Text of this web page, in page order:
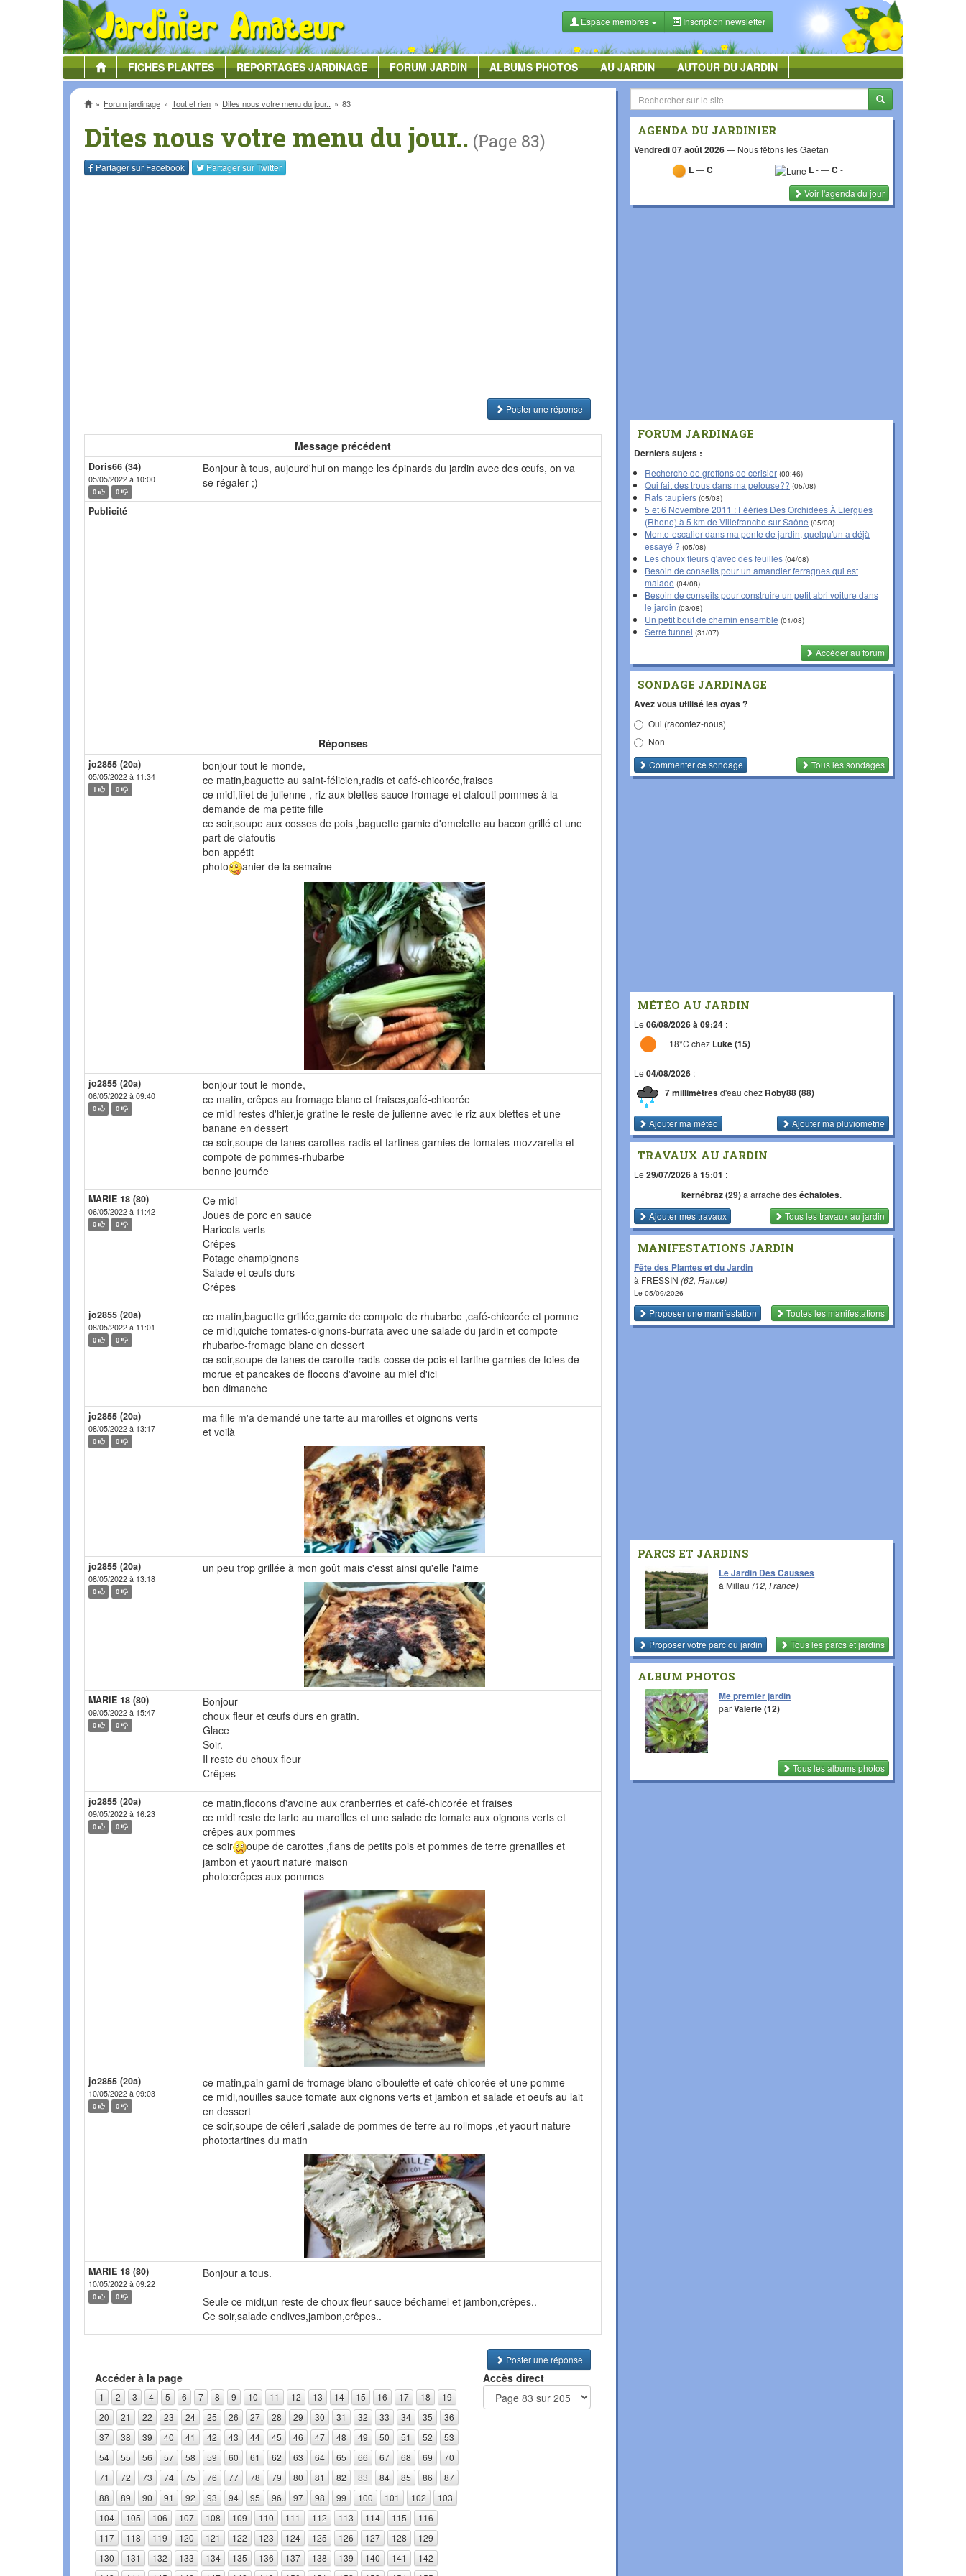
Espace membres Inscription newsletter
FICHESPLANTES REPORTAGESJARDINAGE FORUMJARDIN ALBUMSPHOTOS AU JARDIN AUTOUR DU JARDIN
AccueilForum jardinage Tout et rien Dites nous votre menu du jour.. 83
Dites nous votre menu du jour.. (Page 83)
Partager sur Facebook Partager surTwitter
Poster une réponse
Message précédent
Doris66 (34)
05/05/2022 à 10:00
0 0
Bonjour à tous, aujourd'hui on mange les épinards du jardin avec des œufs, on va
se régaler ;)
Publicité
Réponses
jo2855 (20a)
05/05/2022 à 11:34
1 0
bonjour tout le monde,
ce matin,baguette au saint-félicien,radis et café-chicorée,fraises
ce midi,filet de julienne , riz aux blettes sauce fromage et clafouti pommes à la
demande de ma petite fille
ce soir,soupe aux cosses de pois ,baguette garnie d'omelette au bacon grillé et une
part de clafoutis
bon appétit
photo
anier de la semaine
jo2855 (20a)
06/05/2022 à 09:40
0 0
bonjour tout le monde,
ce matin, crêpes au fromage blanc et fraises,café-chicorée
ce midi restes d'hier,je gratine le reste de julienne avec le riz aux blettes et une
banane en dessert
ce soir,soupe de fanes carottes-radis et tartines garnies de tomates-mozzarella et
compote de pommes-rhubarbe
bonne journée
MARIE 18 (80)
06/05/2022 à 11:42
0 0
Ce midi
Joues de porc en sauce
Haricots verts
Crêpes
Potage champignons
Salade et œufs durs
Crêpes
jo2855 (20a)
08/05/2022 à 11:01
0 0
ce matin,baguette grillée,garnie de compote de rhubarbe ,café-chicorée et pomme
ce midi,quiche tomates-oignons-burrata avec une salade du jardin et compote
rhubarbe-fromage blanc en dessert
ce soir,soupe de fanes de carotte-radis-cosse de pois et tartine garnies de foies de
morue et pancakes de flocons d'avoine au miel d'ici
bon dimanche
jo2855 (20a)
08/05/2022 à 13:17
0 0
ma fille m'a demandé une tarte au maroilles et oignons verts
et voilà
jo2855 (20a)
08/05/2022 à 13:18
0 0
un peu trop grillée à mon goût mais c'esst ainsi qu'elle l'aime
MARIE 18 (80)
09/05/2022 à 15:47
0 0
Bonjour
choux fleur et œufs durs en gratin.
Glace
Soir.
Il reste du choux fleur
Crêpes
jo2855 (20a)
09/05/2022 à 16:23
0 0
ce matin,flocons d'avoine aux cranberries et café-chicorée et fraises
ce midi reste de tarte au maroilles et une salade de tomate aux oignons verts et
crêpes aux pommes
ce soir
oupe de carottes ,flans de petits pois et pommes de terre grenailles et
jambon et yaourt nature maison
photo:crêpes aux pommes
jo2855 (20a)
10/05/2022 à 09:03
0 0
ce matin,pain garni de fromage blanc-ciboulette et café-chicorée et une pomme
ce midi,nouilles sauce tomate aux oignons verts et jambon et salade et oeufs au lait
en dessert
ce soir,soupe de céleri ,salade de pommes de terre au rollmops ,et yaourt nature
photo:tartines du matin
MARIE 18 (80)
10/05/2022 à 09:22
0 0
Bonjour a tous.
Seule ce midi,un reste de choux fleur sauce béchamel et jambon,crêpes..
Ce soir,salade endives,jambon,crêpes..
Poster une réponse
Accéder à la page
1 2 3 4 5 6 7 8 9 10 11 12 13 14 15 16 17 18
19
20
21 22 23 24 25 26 27 28 29 30 31 32 33 34 35
36
37
38 39 40 41 42 43 44 45 46 47 48 49 50 51 52
53
54
55 56 57 58 59 60 61 62 63 64 65 66 67 68 69
70
71
72 73 74 75 76 77 78 79 80 81 82 83 84 85 86
87
88
89 90 91 92 93 94 95 96 97 98 99 100 101 102
103
104
105 106 107 108 109 110 111 112 113 114 115
116
117
118 119 120 121 122 123 124 125 126 127 128
129
130
131 132 133 134 135 136 137 138 139 140 141
142
Accès direct
AGENDA DU JARDINIER
Vendredi 07 août 2026— Nous fêtons les Gaetan
L—C L-—C-
Voir l'agenda du jour
FORUM JARDINAGE
Derniers sujets :
Recherche de greffons de cerisier (00:46)
Qui fait des trous dans ma pelouse?? (05/08)
Rats taupiers (05/08)
5 et 6 Novembre 2011 : Fééries Des Orchidées À Liergues
(Rhone) à 5 km de Villefranche sur Saône (05/08)
Monte-escalier dans ma pente de jardin, quelqu'un a déjà
essayé ? (05/08)
Les choux fleurs q'avec des feuilles (04/08)
Besoin de conseils pour un amandier ferragnes qui est
malade (04/08)
Besoin de conseils pour construire un petit abri voiture dans
le jardin (03/08)
Un petit bout de chemin ensemble (01/08)
Serre tunnel (31/07)
Accéder au forum
SONDAGE JARDINAGE
Avez vous utilisé les oyas ?
Oui (racontez-nous)
Non
Commenterce sondage Tous les sondages
MÉTÉO AU JARDIN
Le 06/08/2026 à 09:24 :
18°C chez Luke (15)
Le 04/08/2026 :
7 millimètresd'eau chez Roby88 (88)
Ajouter ma météo Ajouter ma pluviométrie
TRAVAUX AU JARDIN
Le 29/07/2026 à 15:01 :
kernébraz (29)a arraché deséchalotes.
Ajouter mes travaux
Tous les travauxau jardin
MANIFESTATIONS JARDIN
Fête des Plantes et du Jardin
à FRESSIN (62, France)
Le 05/09/2026
Proposer une manifestation Toutes les manifestations
PARCS ET JARDINS
Le Jardin Des Causses
à Millau(12, France)
Proposer votre parc ou jardin Tous les parcs et jardins
ALBUM PHOTOS
Me premier jardin
parValerie (12)
Tous les albums photos